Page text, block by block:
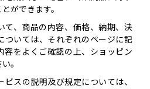
ができます。
て、商品の内容、価格、納期、決
ついては、それぞれのページに記
容をよくご確認の上、ショッピン
。
スの説明及び規定については、